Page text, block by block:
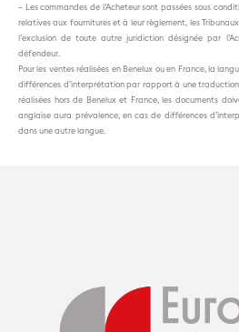
– Les commandes de l’Acheteur sont passées sous
relatives aux fournitures et à leur règlement, les
l’exclusion de toute autre juridiction désignée par
défendeur.
Pour les ventes réalisées en Benelux ou en France, la
différences d’interprétation par rapport à une traduction
réalisées hors de Benelux et France, les documents
anglaise aura prévalence, en cas de différences
dans une autre langue.